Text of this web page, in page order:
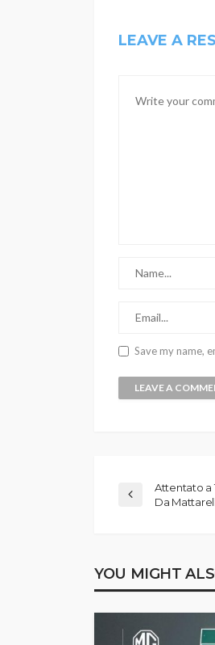
LEAVE A
Save my name,
Attentato a
Da
YOU MIGHT